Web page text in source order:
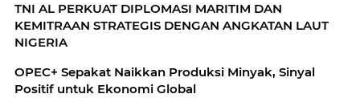
TNI AL PERKUAT DIPLOMASI MARITIM DAN
KEMITRAAN STRATEGIS DENGAN ANGKATAN LAUT
NIGERIA
OPEC+ Sepakat Naikkan Produksi Minyak, Sinyal
Positif untuk Ekonomi Global